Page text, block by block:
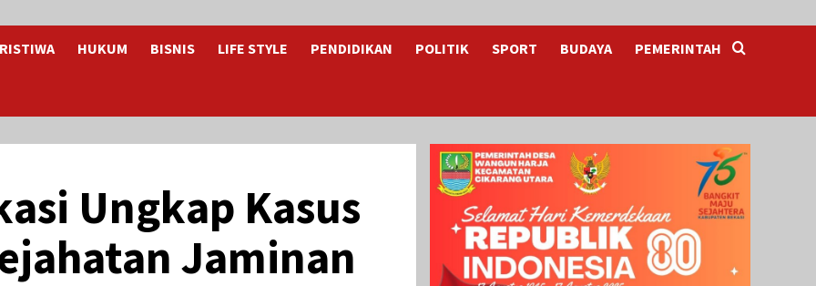
HUKUM BISNIS LIFE STYLE PENDIDIKAN POLITIK SPORT BUDAYA PEMERINTAH
Ungkap Kasus
Jaminan